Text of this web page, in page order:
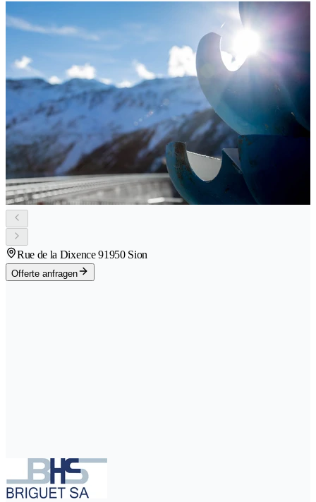
Rue de la Dixence 91950 Sion
Offerte anfragen